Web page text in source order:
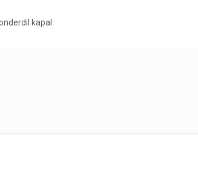
kapal